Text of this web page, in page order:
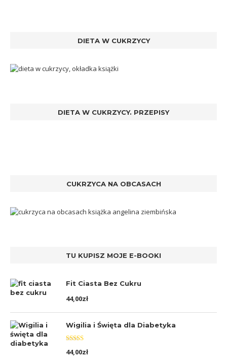
DIETA W CUKRZYCY
DIETA W CUKRZYCY. PRZEPISY
CUKRZYCA NA OBCASACH
TU KUPISZ MOJE E-BOOKI
Fit Ciasta Bez Cukru
44,00zł
Wigilia i Święta dla Diabetyka
Oceniono
5.00na 5
44,00zł